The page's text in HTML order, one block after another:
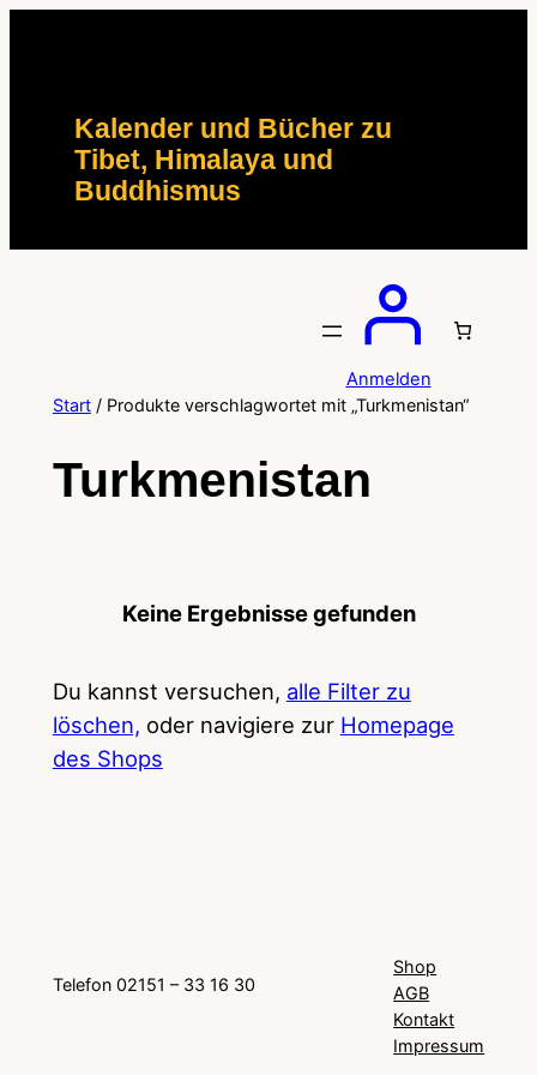
Kalender und Bücher zu
Tibet, Himalaya und
Buddhismus
Anmelden
Start/ Produkte verschlagwortet mit „Turkmenistan“
Turkmenistan
Keine Ergebnisse gefunden
Du kannst versuchen, alle Filter zu
löschen, oder navigiere zur Homepage
des Shops
Telefon 02151 – 33 16 30
Shop
AGB
Kontakt
Impressum